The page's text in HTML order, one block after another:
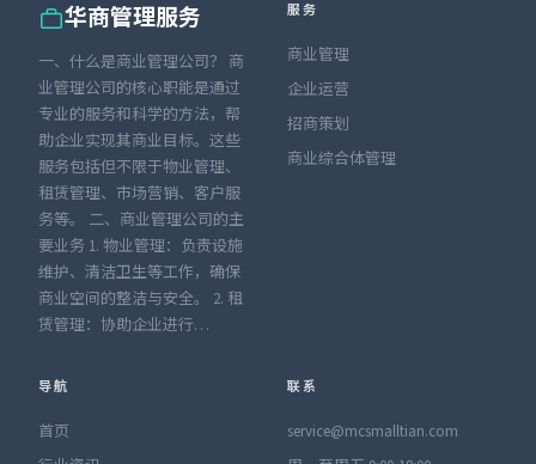
华商管理服务
一、什么是商业管理公司？ 商
业管理公司的核心职能是通过
专业的服务和科学的方法，帮
助企业实现其商业目标。这些
服务包括但不限于物业管理、
租赁管理、市场营销、客户服
务等。 二、商业管理公司的主
要业务 1. 物业管理：负责设施
维护、清洁卫生等工作，确保
商业空间的整洁与安全。 2. 租
赁管理：协助企业进行…
服务
商业管理
企业运营
招商策划
商业综合体管理
导航
首页
联系
service@mcsmalltian.com